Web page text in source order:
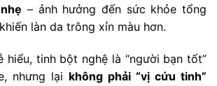
– ảnh hưởng đến sức khỏe tổng
làn da trông xỉn màu hơn.
hiểu, tinh bột nghệ là “người bạn tốt”
nhưng lại không phải “vị cứu tinh”